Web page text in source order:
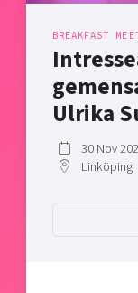
Bright East
East Sweden
Reversed
Current offers
Talent & skills
Startup &
Offers to boost
Funding
Projects
Publications
Project toolbox
Our clusters
Today's lunch in
BREAKFAST
Ulrika
30 Nov
Linköping